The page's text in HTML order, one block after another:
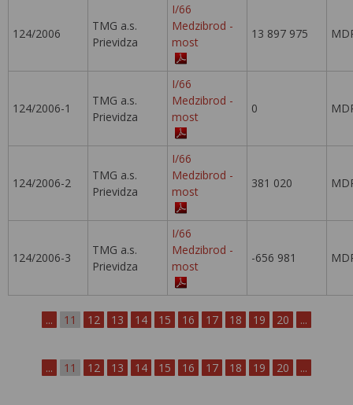
124/2006
TMG a.s.
Prievidza
I/66
Medzibrod -
most
13 897 975
124/2006-1
TMG a.s.
Prievidza
I/66
Medzibrod -
most
0
124/2006-2
TMG a.s.
Prievidza
I/66
Medzibrod -
most
381 020
124/2006-3
TMG a.s.
Prievidza
I/66
Medzibrod -
most
-656 981
... 11 12 13 14 15 16 17 18 19 20 ...
... 11 12 13 14 15 16 17 18 19 20 ...